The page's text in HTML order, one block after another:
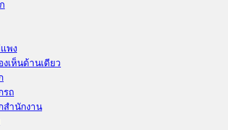
พง
เห็นด้านเดียว
รถ
สำนักงาน